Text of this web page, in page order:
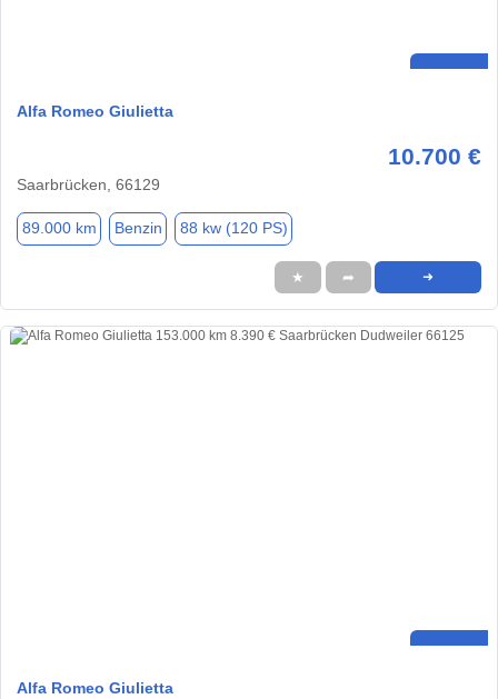
Alfa Romeo Giulietta
10.700 €
Saarbrücken, 66129
89.000 km Benzin 88 kw (120 PS)
★ ➦ ➜
Alfa Romeo Giulietta